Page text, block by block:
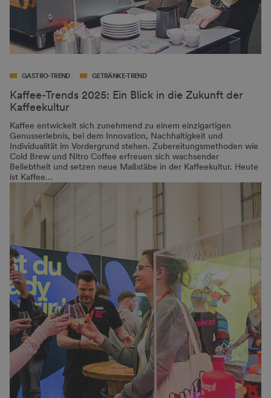
GASTRO-TREND GETRÄNKE-TREND
Kaffee-Trends 2025: Ein Blick in die Zukunft der
Kaffeekultur
Kaffee entwickelt sich zunehmend zu einem einzigartigen
Genusserlebnis, bei dem Innovation, Nachhaltigkeit und
Individualität im Vordergrund stehen. Zubereitungsmethoden wie
Cold Brew und Nitro Coffee erfreuen sich wachsender
Beliebtheit und setzen neue Maßstäbe in der Kaffeekultur. Heute
ist Kaffee…